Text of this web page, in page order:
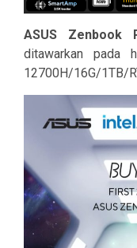
ASUS Zenbook
ditawarkan pada
12700H/16G/1TB/